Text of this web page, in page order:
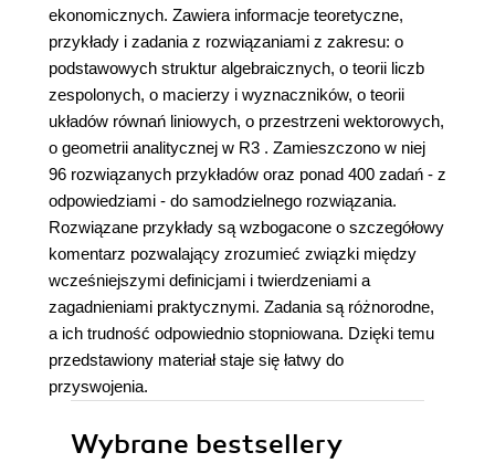
ekonomicznych. Zawiera informacje teoretyczne,
przykłady i zadania z rozwiązaniami z zakresu: o
podstawowych struktur algebraicznych, o teorii liczb
zespolonych, o macierzy i wyznaczników, o teorii
układów równań liniowych, o przestrzeni wektorowych,
o geometrii analitycznej w R3 . Zamieszczono w niej
96 rozwiązanych przykładów oraz ponad 400 zadań - z
odpowiedziami - do samodzielnego rozwiązania.
Rozwiązane przykłady są wzbogacone o szczegółowy
komentarz pozwalający zrozumieć związki między
wcześniejszymi definicjami i twierdzeniami a
zagadnieniami praktycznymi. Zadania są różnorodne,
a ich trudność odpowiednio stopniowana. Dzięki temu
przedstawiony materiał staje się łatwy do
przyswojenia.
Wybrane bestsellery